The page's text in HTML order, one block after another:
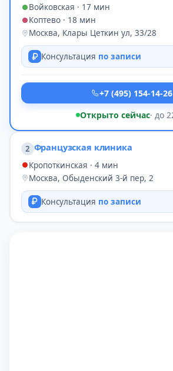
Войковская · 17 мин
Коптево · 18 мин
Москва, Клары Цеткин ул, 33/28
Консультация по записи
+7 (495) 154-14-26
Открыто сейчас· до
2 Французская клиника
Кропоткинская · 4 мин
Москва, Обыденский 3-й пер, 2
Консультация по записи